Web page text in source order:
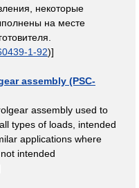
некоторые
на месте
1-92)]
assembly (PSC-
assembly used to
types of loads, intended
applications where
intended